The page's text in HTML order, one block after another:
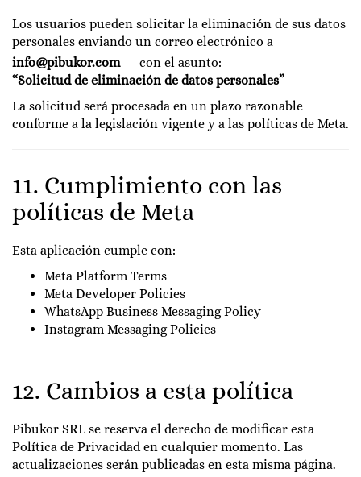
Los usuarios pueden solicitar la eliminación de sus datos
personales enviando un correo electrónico a
info@pibukor.com
con el asunto:
“Solicitud de eliminación de datos personales”
La solicitud será procesada en un plazo razonable
conforme a la legislación vigente y a las políticas de Meta.
11. Cumplimiento con las
políticas de Meta
Esta aplicación cumple con:
Meta Platform Terms
Meta Developer Policies
WhatsApp Business Messaging Policy
Instagram Messaging Policies
12. Cambios a esta política
Pibukor SRL se reserva el derecho de modificar esta
Política de Privacidad en cualquier momento. Las
actualizaciones serán publicadas en esta misma página.